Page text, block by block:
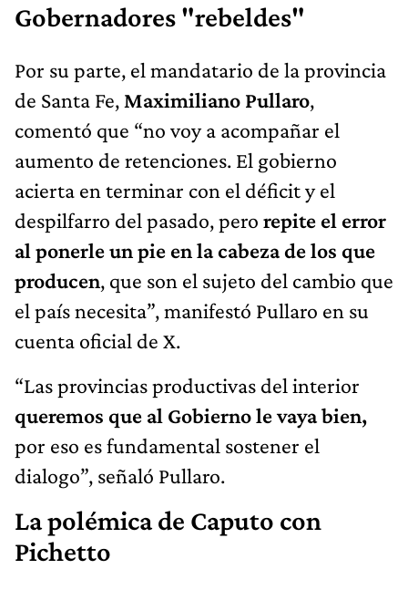
Gobernadores "rebeldes"
Por su parte, el mandatario de la provincia
de Santa Fe, Maximiliano Pullaro,
comentó que “no voy a acompañar el
aumento de retenciones. El gobierno
acierta en terminar con el déficit y el
despilfarro del pasado, pero repite el error
al ponerle un pie en la cabeza de los que
producen, que son el sujeto del cambio que
el país necesita”, manifestó Pullaro en su
cuenta oficial de X.
“Las provincias productivas del interior
queremos que al Gobierno le vaya bien,
por eso es fundamental sostener el
dialogo”, señaló Pullaro.
La polémica de Caputo con
Pichetto